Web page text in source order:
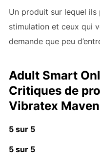
Un produit sur lequel
stimulation et ceux qui
demande que peu
Adult Smart
Critiques de
Vibratex
5 sur 5
5 sur 5